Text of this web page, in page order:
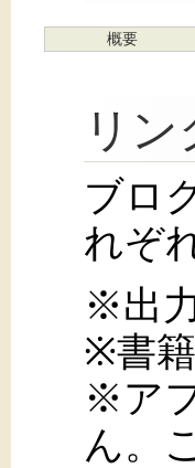
概要
リ
ブロ
れぞ
※出
※書
※ア
ん。